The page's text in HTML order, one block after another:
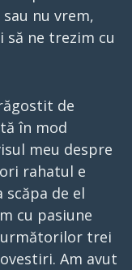
nu vrem,
să ne trezim cu
de
în mod
meu despre
rahatul e
de el
cu pasiune
următorilor trei
Am avut